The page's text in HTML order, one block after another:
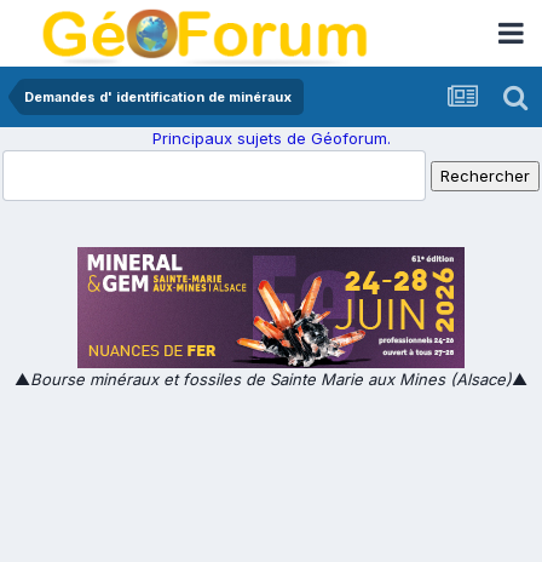
Demandes d' identification de minéraux
Principaux sujets de Géoforum.
▲Bourse minéraux et fossiles de Sainte Marie aux Mines (Alsace)▲